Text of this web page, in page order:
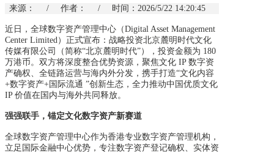
来源： / 作者： / 时间：2026/5/22 14:20:45
近日，全球数字资产管理中心（Digital Asset Management
Center Limited ）正式宣布：战略投资北京麓明时代文化
传媒有限公司（简称“北京麓明时代”），投资金额为 180
万港币。双方将深度整合优势资源，聚焦文化 IP 数字资
产确权、全链路运营与海内外分发，携手打造“文化内容
+数字资产+国际流通 ”创新生态，全力推动中国优质文化
IP 价值在国内与海外共同释放。
强强联手，锚定文化数字资产新赛道
全球数字资产管理中心作为香港专业数字资产管理机构，
立足国际金融中心优势，专注数字资产登记确权、实体资